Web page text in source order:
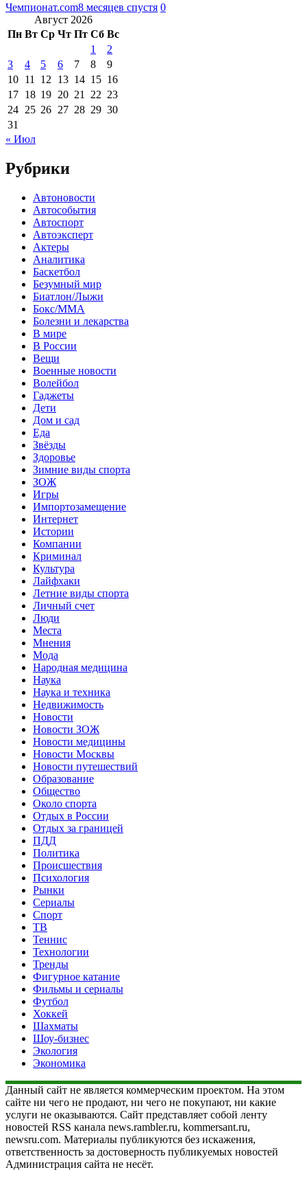
Чемпионат.com8 месяцев спустя 0
Август 2026
Пн Вт Ср Чт Пт Сб Вс
1
2
3
4 5 6 7 8
9
10 11 12 13 14 15 16
17 18 19 20 21 22 23
24 25 26 27 28 29 30
31
« Июл
Рубрики
Автоновости
Автособытия
Автоспорт
Автоэксперт
Актеры
Аналитика
Баскетбол
Безумный мир
Биатлон/Лыжи
Бокс/MMA
Болезни и лекарства
В мире
В России
Вещи
Военные новости
Волейбол
Гаджеты
Дети
Дом и сад
Еда
Звёзды
Здоровье
Зимние виды спорта
ЗОЖ
Игры
Импортозамещение
Интернет
Истории
Компании
Криминал
Культура
Лайфхаки
Летние виды спорта
Личный счет
Люди
Места
Мнения
Мода
Народная медицина
Наука
Наука и техника
Недвижимость
Новости
Новости ЗОЖ
Новости медицины
Новости Москвы
Новости путешествий
Образование
Общество
Около спорта
Отдых в России
Отдых за границей
ПДД
Политика
Происшествия
Психология
Рынки
Сериалы
Спорт
ТВ
Теннис
Технологии
Тренды
Фигурное катание
Фильмы и сериалы
Футбол
Хоккей
Шахматы
Шоу-бизнес
Экология
Экономика
Данный сайт не является коммерческим проектом. На этом
сайте ни чего не продают, ни чего не покупают, ни какие
услуги не оказываются. Сайт представляет собой ленту
новостей RSS канала news.rambler.ru, kommersant.ru,
newsru.com. Материалы публикуются без искажения,
ответственность за достоверность публикуемых новостей
Администрация сайта не несёт.